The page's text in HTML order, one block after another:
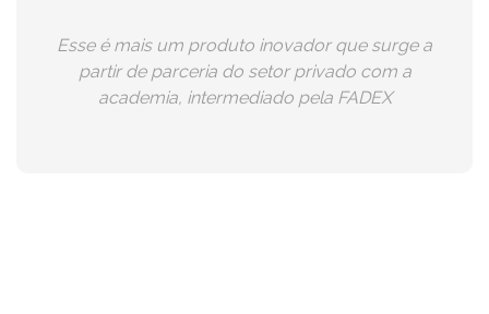
Esse é mais um produto inovador que surge a
partir de parceria do setor privado com a
academia, intermediado pela FADEX